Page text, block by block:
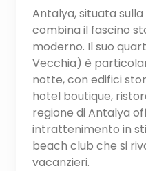
Antalya, situata
combina il fascino
moderno. Il suo
Vecchia) è
notte, con edifici
hotel boutique,
regione di Antalya
intrattenimento in
beach club che si
vacanzieri.